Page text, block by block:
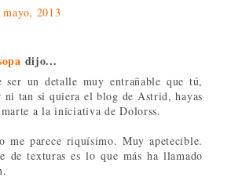
2013
dijo...
ser un detalle muy entrañable que tú,
ni tan si quiera el blog de Astrid, hayas
a la iniciativa de Dolorss.
me parece riquísimo. Muy apetecible.
de texturas es lo que más ha llamado